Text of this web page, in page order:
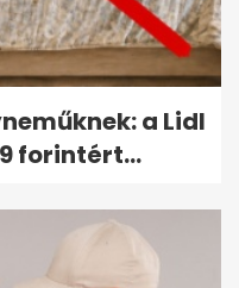
a Lidl
forintért...